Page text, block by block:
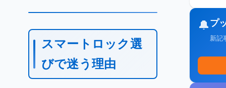
スマートロック選
びで迷う理由
🔔プ
新記